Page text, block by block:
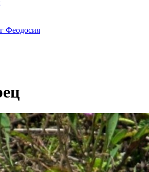
Феодосия